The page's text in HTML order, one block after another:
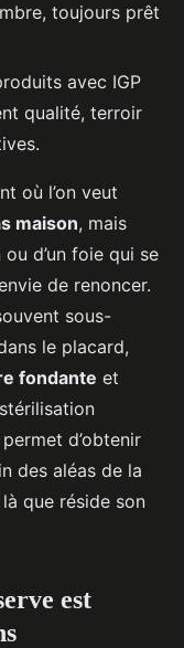
toujours prêt
avec IGP
qualité, terroir
où l’on veut
maison, mais
d’un foie qui se
de renoncer.
sous-
le placard,
fondante et
d’obtenir
des aléas de la
que réside son
est